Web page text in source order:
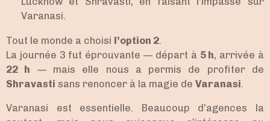
Varanasi.
Tout le monde a choisi l’option 2.
La journée 3 fut éprouvante — départ à 5 h, arrivée à
22 h — mais elle nous a permis de profiter de
Shravasti sans renoncer à la magie de Varanasi.
Varanasi est essentielle. Beaucoup d’agences la